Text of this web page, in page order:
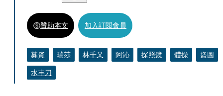
贊助本文 加入訂閱會員
募資 瑞莎 林千又 阿沁 探照鏡 體操
盜圖
水丰刀